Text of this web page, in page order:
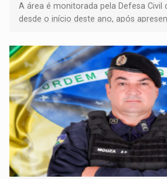
A área é monitorada pela Defesa Civil
desde o início deste ano, após